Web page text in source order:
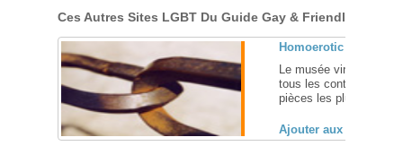
Ces Autres Sites LGBT Du Guide Gay & Friendly
Homoerotic Art
Le musée virtuel de
tous les continents.
pièces les plus
Ajouter aux favoris